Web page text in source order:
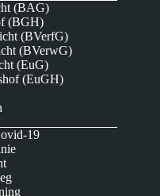
(BAG)
(BGH)
(BVerfG)
(BVerwG)
(EuG)
(EuGH)
19